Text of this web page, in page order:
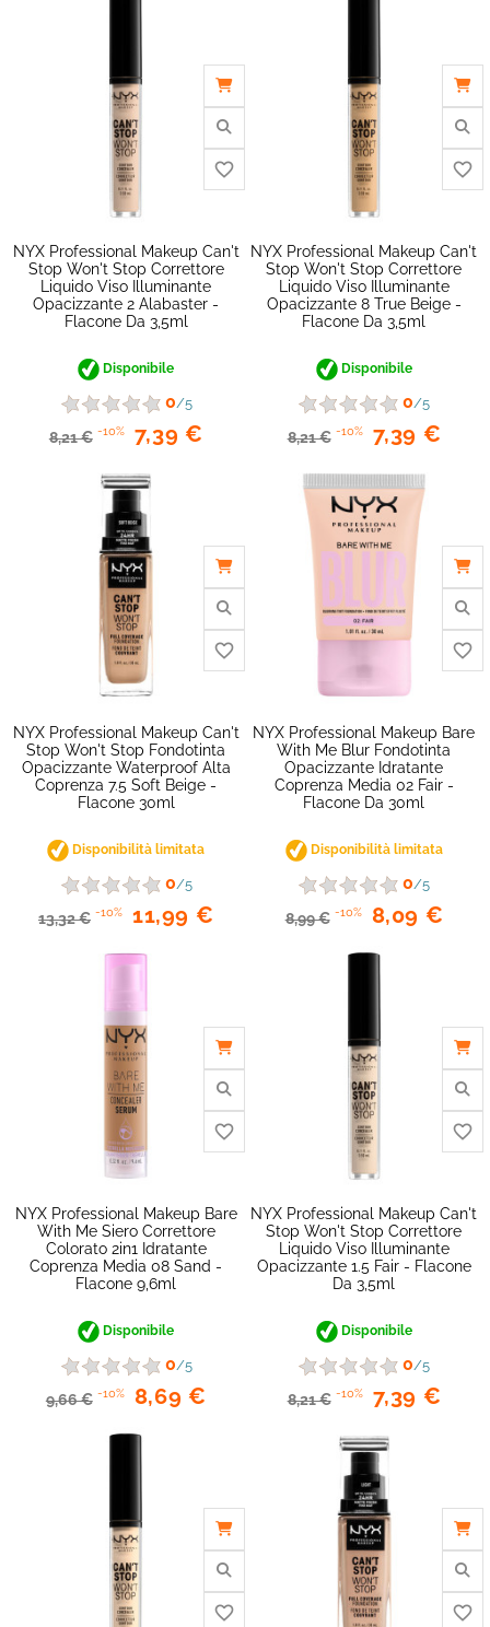
favorite_border
NYX Professional Makeup Can't
Stop Won't Stop Correttore
Liquido Viso Illuminante
Opacizzante 2 Alabaster -
Flacone Da 3,5ml
Disponibile
0/5
8,21 € -10% 7,39 €
NYX Professional Makeup Can't
Stop Won't Stop Correttore
Liquido Viso Illuminante
Opacizzante 8 True Beige -
Flacone Da 3,5ml
Disponibile
0/5
8,21 € -10% 7,39 €
NYX Professional Makeup Can't
Stop Won't Stop Fondotinta
Opacizzante Waterproof Alta
Coprenza 7.5 Soft Beige -
Flacone 30ml
Disponibilità limitata
0/5
13,32 € -10% 11,99 €
NYX Professional Makeup Bare
With Me Blur Fondotinta
Opacizzante Idratante
Coprenza Media 02 Fair -
Flacone Da 30ml
Disponibilità limitata
0/5
8,99 € -10% 8,09 €
NYX Professional Makeup Bare
With Me Siero Correttore
Colorato 2in1 Idratante
Coprenza Media 08 Sand -
Flacone 9,6ml
Disponibile
0/5
9,66 € -10% 8,69 €
NYX Professional Makeup Can't
Stop Won't Stop Correttore
Liquido Viso Illuminante
Opacizzante 1.5 Fair - Flacone
Da 3,5ml
Disponibile
0/5
8,21 € -10% 7,39 €